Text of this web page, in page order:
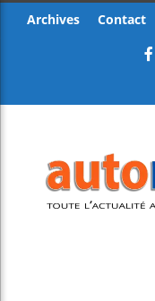
Archives Contact